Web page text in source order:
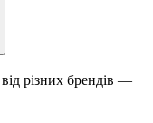
різних брендів —